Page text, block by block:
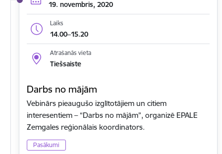
19. novembris, 2020
Laiks
14.00–15.20
Atrašanās vieta
Tiešsaiste
Darbs no mājām
Vebinārs pieaugušo izglītotājiem un citiem
interesentiem – “Darbs no mājām”, organizē EPALE
Zemgales reģionālais koordinators.
Pasākumi